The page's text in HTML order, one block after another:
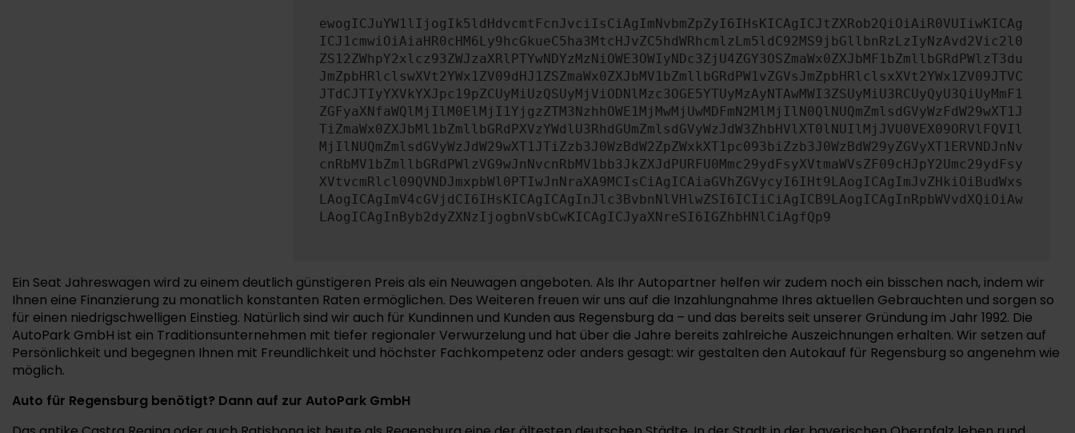
ewogICJuYW1lIjogIk5ldHdvcmtFcnJvciIsCiAgImNvbmZpZyI6IHsKICAgICJtZXRob2QiOiAiR0VUIiwKICAg
ICJ1cmwiOiAiaHR0cHM6Ly9hcGkueC5ha3MtcHJvZC5hdWRhcmlzLm5ldC92MS9jbGllbnRzLzIyNzAvd2Vic2l0
ZS12ZWhpY2xlcz93ZWJzaXRlPTYwNDYzMzNiOWE3OWIyNDc3ZjU4ZGY3OSZmaWx0ZXJbMF1bZmllbGRdPWlzT3du
JmZpbHRlclswXVt2YWx1ZV09dHJ1ZSZmaWx0ZXJbMV1bZmllbGRdPW1vZGVsJmZpbHRlclsxXVt2YWx1ZV09JTVC
JTdCJTIyYXVkYXJpc19pZCUyMiUzQSUyMjViODNlMzc3OGE5YTUyMzAyNTAwMWI3ZSUyMiU3RCUyQyU3QiUyMmF1
ZGFyaXNfaWQlMjIlM0ElMjI1YjgzZTM3NzhhOWE1MjMwMjUwMDFmN2MlMjIlN0QlNUQmZmlsdGVyWzFdW29wXT1J
TiZmaWx0ZXJbMl1bZmllbGRdPXVzYWdlU3RhdGUmZmlsdGVyWzJdW3ZhbHVlXT0lNUIlMjJVU0VEX09ORVlFQVIl
MjIlNUQmZmlsdGVyWzJdW29wXT1JTiZzb3J0WzBdW2ZpZWxkXT1pc093biZzb3J0WzBdW29yZGVyXT1ERVNDJnNv
cnRbMV1bZmllbGRdPWlzVG9wJnNvcnRbMV1bb3JkZXJdPURFU0Mmc29ydFsyXVtmaWVsZF09cHJpY2Umc29ydFsy
XVtvcmRlcl09QVNDJmxpbWl0PTIwJnNraXA9MCIsCiAgICAiaGVhZGVycyI6IHt9LAogICAgImJvZHkiOiBudWxs
LAogICAgImV4cGVjdCI6IHsKICAgICAgInJlc3BvbnNlVHlwZSI6ICIiCiAgICB9LAogICAgInRpbWVvdXQiOiAw
LAogICAgInByb2dyZXNzIjogbnVsbCwKICAgICJyaXNreSI6IGZhbHNlCiAgfQp9
Ein Seat Jahreswagen wird zu einem deutlich günstigeren Preis als ein Neuwagen angeboten. Als Ihr Autopartner helfen wir zudem noch ein bisschen nach, indem wir
Ihnen eine Finanzierung zu monatlich konstanten Raten ermöglichen. Des Weiteren freuen wir uns auf die Inzahlungnahme Ihres aktuellen Gebrauchten und sorgen so
für einen niedrigschwelligen Einstieg. Natürlich sind wir auch für Kundinnen und Kunden aus Regensburg da – und das bereits seit unserer Gründung im Jahr 1992. Die
AutoPark GmbH ist ein Traditionsunternehmen mit tiefer regionaler Verwurzelung und hat über die Jahre bereits zahlreiche Auszeichnungen erhalten. Wir setzen auf
Persönlichkeit und begegnen Ihnen mit Freundlichkeit und höchster Fachkompetenz oder anders gesagt: wir gestalten den Autokauf für Regensburg so angenehm wie
möglich.
Auto für Regensburg benötigt? Dann auf zur AutoPark GmbH